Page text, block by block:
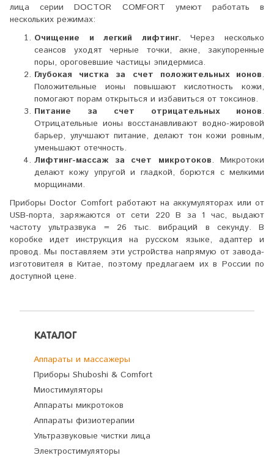
лица серии DOCTOR COMFORT умеют работать в
нескольких режимах:
Очищение и легкий лифтинг. Через несколько
сеансов уходят черные точки, акне, закупоренные
поры, ороговевшие частицы эпидермиса.
Глубокая чистка за счет положительных ионов.
Положительные ионы повышают кислотность кожи,
помогают порам открыться и избавиться от токсинов.
Питание за счет отрицательных ионов.
Отрицательные ионы восстанавливают водно-жировой
барьер, улучшают питание, делают тон кожи ровным,
уменьшают отечность.
Лифтинг-массаж за счет микротоков. Микротоки
делают кожу упругой и гладкой, борются с мелкими
морщинами.
Приборы Doctor Comfort работают на аккумуляторах или от
USB-порта, заряжаются от сети 220 В за 1 час, выдают
частоту ультразвука = 26 тыс. вибраций в секунду. В
коробке идет инструкция на русском языке, адаптер и
провод. Мы поставляем эти устройства напрямую от завода-
изготовителя в Китае, поэтому предлагаем их в России по
доступной цене.
КАТАЛОГ
Аппараты и массажеры
Приборы Shuboshi & Comfort
Миостимуляторы
Аппараты микротоков
Аппараты физиотерапии
Ультразвуковые чистки лица
Электростимуляторы